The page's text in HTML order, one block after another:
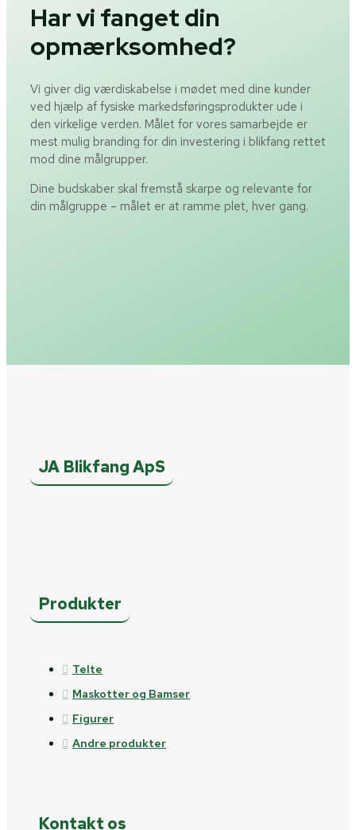
Har vi fanget din
opmærksomhed?
Vi giver dig værdiskabelse i mødet med dine kunder
ved hjælp af fysiske markedsføringsprodukter ude i
den virkelige verden. Målet for vores samarbejde er
mest mulig branding for din investering i blikfang rettet
mod dine målgrupper.
Dine budskaber skal fremstå skarpe og relevante for
din målgruppe – målet er at ramme plet, hver gang.
JA Blikfang ApS
Produkter
Telte
Maskotter og Bamser
Figurer
Andre produkter
Kontakt os